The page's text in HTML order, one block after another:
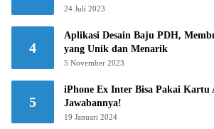
24 Juli 2023
4
Aplikasi Desain Baju PDH,
yang Unik dan Menarik
5 November 2023
5
iPhone Ex Inter Bisa Pakai Kartu
Jawabannya!
19 Januari 2024